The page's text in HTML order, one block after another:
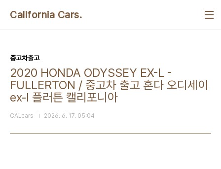
California Cars.
중고차출고
2020 HONDA ODYSSEY EX-L -
FULLERTON / 중고차 출고 혼다 오디세이
ex-l 플러튼 캘리포니아
CALcars 2026. 6. 17. 05:04